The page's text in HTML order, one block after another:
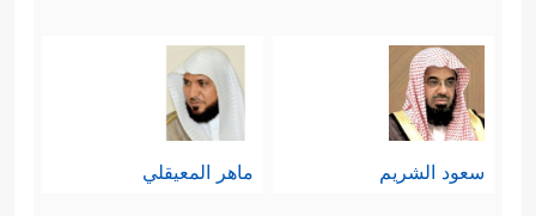
سعود الشريم ماهر المعيقلي